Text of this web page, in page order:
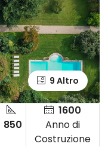
9 Altro
850
1600
Anno di
Costruzione